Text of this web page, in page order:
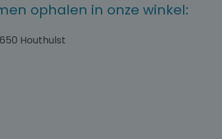
ophalen in onze winkel:
Houthulst